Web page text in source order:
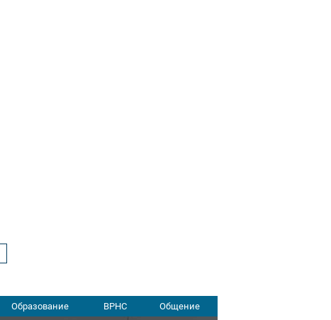
Образование ВРНС Общение